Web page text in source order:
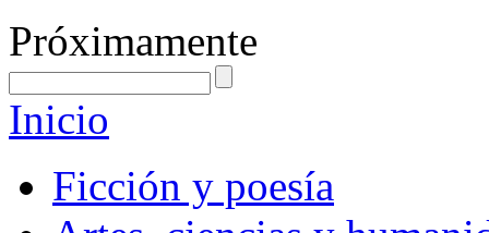
Próximamente
Inicio
Ficción y poesía